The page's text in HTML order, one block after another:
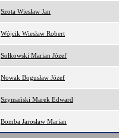
Szota Wiesław Jan
Wójcik Wiesław Robert
Sołkowski Marian Józef
Nowak Bogusław Józef
Szymański Marek Edward
Bomba Jarosław Marian